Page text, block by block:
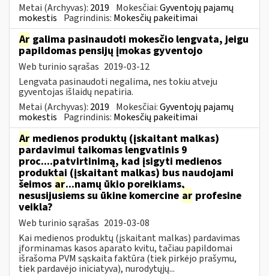
Metai (Archyvas): 2019 Mokesčiai:Gyventojų pajamų
mokestis Pagrindinis: Mokesčių pakeitimai
Ar galima pasinaudoti mokesčio lengvata, jeigu
papildomas pensijų įmokas gyventojo
Web turinio sąrašas 2019-03-12
Lengvata pasinaudoti negalima, nes tokiu atveju
gyventojas išlaidų nepatiria.
Metai (Archyvas): 2019 Mokesčiai:Gyventojų pajamų
mokestis Pagrindinis: Mokesčių pakeitimai
Ar medienos produktų (įskaitant malkas)
pardavimui taikomas lengvatinis 9
proc....patvirtinimą, kad įsigyti medienos
produktai (įskaitant malkas) bus naudojami
šeimos ar...namų ūkio poreikiams,
nesusijusiems su ūkine komercine ar profesine
veikla?
Web turinio sąrašas 2019-03-08
Kai medienos produktų (įskaitant malkas) pardavimas
įforminamas kasos aparato kvitu, tačiau papildomai
išrašoma PVM sąskaita faktūra (tiek pirkėjo prašymu,
tiek pardavėjo iniciatyva), nurodytųjų...